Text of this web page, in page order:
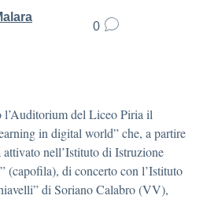
0
l’Auditorium del Liceo Piria il
in digital world” che, a partire
attivato nell’Istituto di Istruzione
(capofila), di concerto con l’Istituto
di Soriano Calabro (VV),